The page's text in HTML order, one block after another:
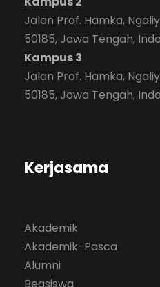
Jalan Prof. Hamka,
50185, Jawa Tengah,
Kampus 3
Jalan Prof. Hamka,
50185, Jawa Tengah,
Kerjasama
Akademik
Akademik-Pasca
Alumni
Beasiswa